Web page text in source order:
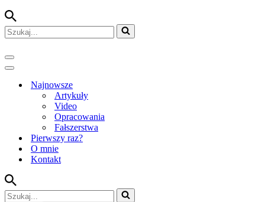
Szukaj...
Menu
nawigacji
Menu
nawigacjiNajnowsze
Artykuły
Video
Opracowania
Fałszerstwa
Pierwszy raz?
O mnie
Kontakt
Szukaj...